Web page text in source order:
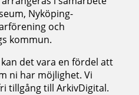
Nyköping-
och
kommun.
det vara en fördel att
ni har möjlighet. Vi
tillgång till ArkivDigital.